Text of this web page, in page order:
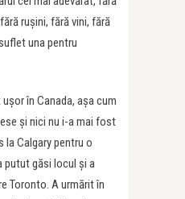
rușini, fără vini, fără
una pentru
în Canada, așa cum
și nici nu i-a mai fost
la Calgary pentru o
putut găsi locul și a
Toronto. A urmărit în